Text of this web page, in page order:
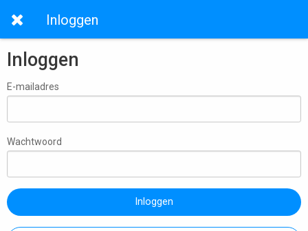
Inloggen
Inloggen
E-mailadres
Wachtwoord
Inloggen